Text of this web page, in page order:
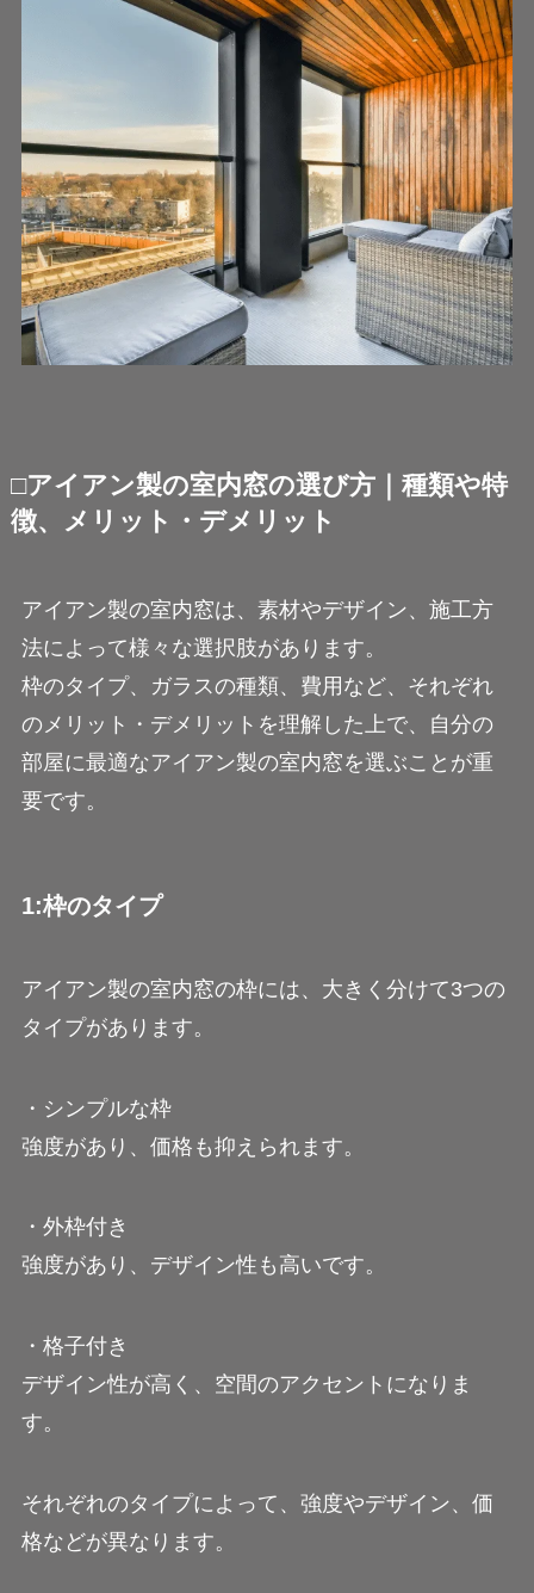
□アイアン製の室内窓の選び方｜種類や特
徴、メリット・デメリット
アイアン製の室内窓は、素材やデザイン、施工方
法によって様々な選択肢があります。
枠のタイプ、ガラスの種類、費用など、それぞれ
のメリット・デメリットを理解した上で、自分の
部屋に最適なアイアン製の室内窓を選ぶことが重
要です。
1:枠のタイプ
アイアン製の室内窓の枠には、大きく分けて3つの
タイプがあります。
・シンプルな枠
強度があり、価格も抑えられます。
・外枠付き
強度があり、デザイン性も高いです。
・格子付き
デザイン性が高く、空間のアクセントになりま
す。
それぞれのタイプによって、強度やデザイン、価
格などが異なります。